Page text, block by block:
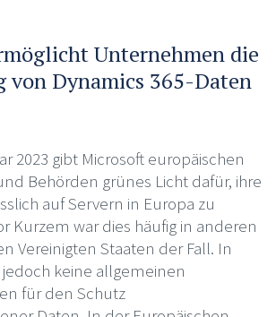
Unternehmen die
von Dynamics 365-Daten
2023 gibt Microsoft europäischen
Behörden grünes Licht dafür, ihre
auf Servern in Europa zu
Kurzem war dies häufig in anderen
Vereinigten Staaten der Fall. In
jedoch keine allgemeinen
für den Schutz